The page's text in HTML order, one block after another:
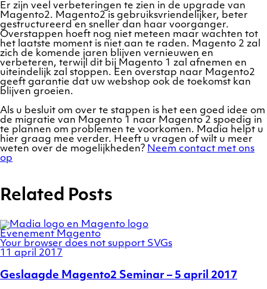
Er zijn veel verbeteringen te zien in de upgrade van
Magento2. Magento2 is gebruiksvriendelijker, beter
gestructureerd en sneller dan haar voorganger.
Overstappen hoeft nog niet meteen maar wachten tot
het laatste moment is niet aan te raden. Magento 2 zal
zich de komende jaren blijven vernieuwen en
verbeteren, terwijl dit bij Magento 1 zal afnemen en
uiteindelijk zal stoppen. Een overstap naar Magento2
geeft garantie dat uw webshop ook de toekomst kan
blijven groeien.
Als u besluit om over te stappen is het een goed idee om
de migratie van Magento 1 naar Magento 2 spoedig in
te plannen om problemen te voorkomen. Madia helpt u
hier graag mee verder. Heeft u vragen of wilt u meer
weten over de mogelijkheden? Neem contact met ons
op
Related Posts
Categories
Evenement Magento
Your browser does not support SVGs
Posted
11 april 2017
Geslaagde Magento2 Seminar – 5 april 2017